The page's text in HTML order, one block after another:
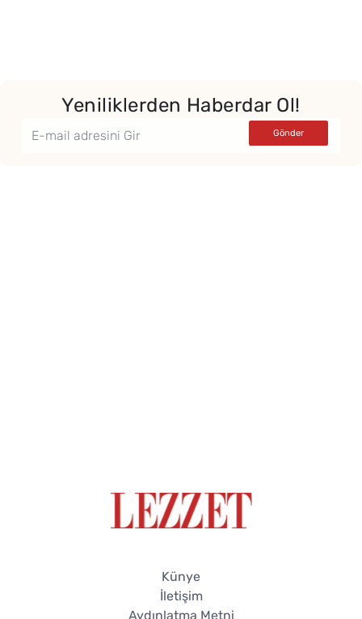
Yeniliklerden Haberdar Ol!
Künye
İletişim
Aydınlatma Metni